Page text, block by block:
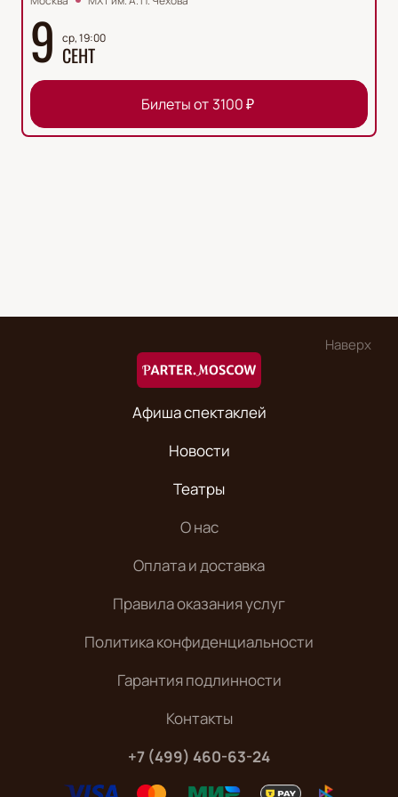
9 ср, 19:00
СЕНТ
Билеты от 3100₽
Наверх
Афиша спектаклей
Новости
Театры
О нас
Оплата и доставка
Правила оказания услуг
Политика конфиденциальности
Гарантия подлинности
Контакты
+7 (499) 460-63-24